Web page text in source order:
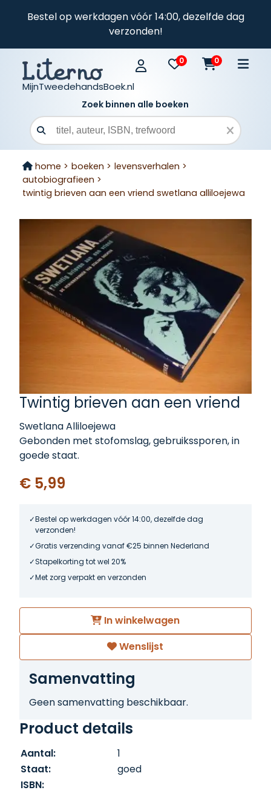
Bestel op werkdagen vóór 14:00, dezelfde dag
verzonden!
MijnTweedehandsBoek.nl
0 0
Zoek binnen alle boeken
Zoekveld
home > boeken > levensverhalen >
autobiografieen >
twintig brieven aan een vriend swetlana alliloejewa
Twintig brieven aan een vriend
Swetlana Alliloejewa
Gebonden met stofomslag, gebruikssporen, in
goede staat.
€ 5,99
Bestel op werkdagen vóór 14:00, dezelfde dag
verzonden!
Gratis verzending vanaf €25 binnen Nederland
Stapelkorting tot wel 20%
Met zorg verpakt en verzonden
In winkelwagen
Wenslijst
Samenvatting
Geen samenvatting beschikbaar.
Product details
Aantal:
1
Staat:
goed
ISBN: